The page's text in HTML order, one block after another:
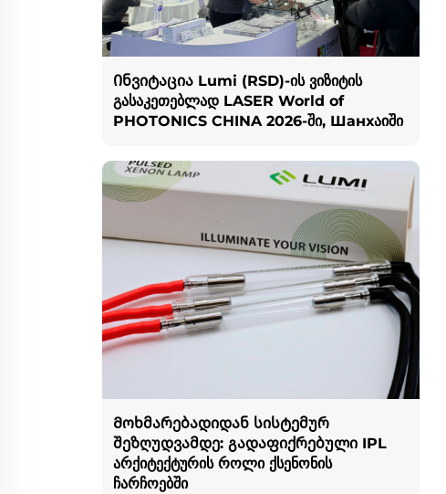
Ინვიტაცია Lumi (RSD)-ის ვიზიტის
გასაკეთებლად LASER World of
PHOTONICS CHINA 2026-ში, Шанхაიში
Მოხმარებადიდან სისტემურ
შეზღუდვამდე: გადაფიქრებული IPL
არქიტექტურის როლი ქსენონის
ჩარჩოებში